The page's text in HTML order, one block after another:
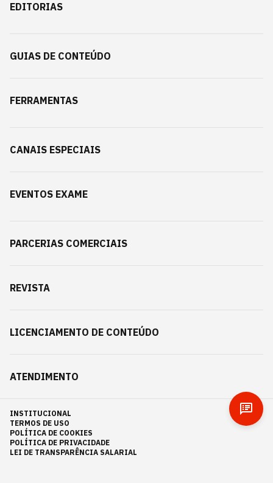
EDITORIAS
GUIAS DE CONTEÚDO
FERRAMENTAS
CANAIS ESPECIAIS
EVENTOS EXAME
PARCERIAS COMERCIAIS
REVISTA
LICENCIAMENTO DE CONTEÚDO
ATENDIMENTO
INSTITUCIONAL
TERMOS DE USO
POLÍTICA DE COOKIES
POLÍTICA DE PRIVACIDADE
LEI DE TRANSPARÊNCIA SALARIAL